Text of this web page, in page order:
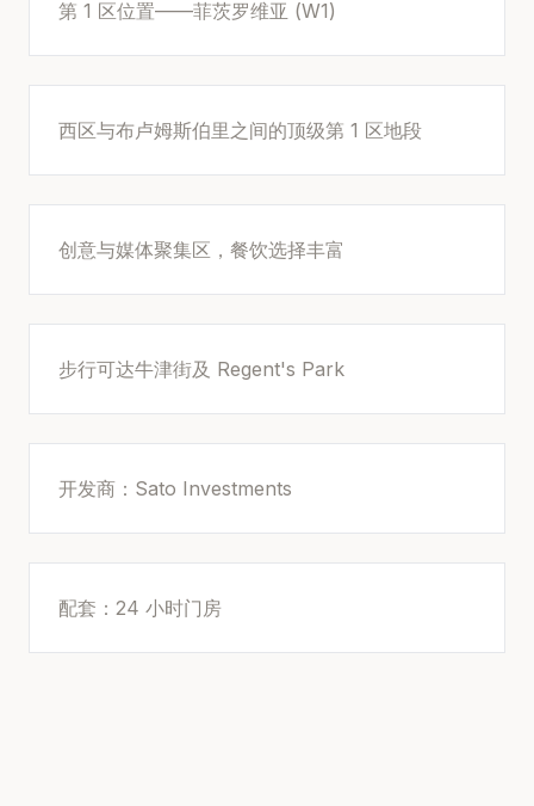
第 1 区位置——菲茨罗维亚 (W1)
西区与布卢姆斯伯里之间的顶级第 1 区地段
创意与媒体聚集区，餐饮选择丰富
步行可达牛津街及 Regent's Park
开发商：Sato Investments
配套：24 小时门房